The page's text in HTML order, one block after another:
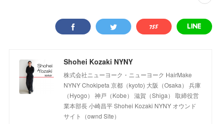
Shohei Kozaki NYNY
株式会社ニューヨーク・ニューヨーク HairMake
NYNY Chokipeta 京都（kyoto) 大阪（Osaka） 兵庫
（Hyogo） 神戸（Kobe） 滋賀（Shiga） 取締役営
業本部長 小崎昌平 Shohei Kozaki NYNY オウンド
サイト（ownd Site）